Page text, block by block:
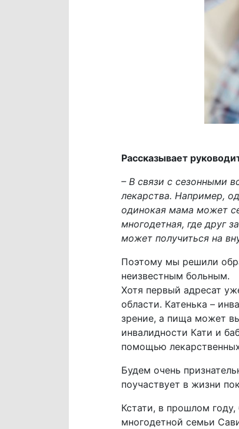
Рассказывает
– В связи с сезонными
лекарства. Например,
одинокая мама может
многодетная, где друг
может получиться на
Поэтому мы решили
неизвестным больным.
Хотя первый адресат
области. Катенька –
зрение, а пища может
инвалидности Кати и
помощью
Будем очень
поучаствует в жизни
Кстати, в прошлом
многодетной семьи